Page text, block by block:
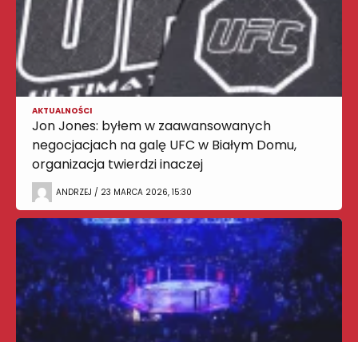
AKTUALNOŚCI
Jon Jones: byłem w zaawansowanych
negocjacjach na galę UFC w Białym Domu,
organizacja twierdzi inaczej
ANDRZEJ / 23 MARCA 2026, 15:30